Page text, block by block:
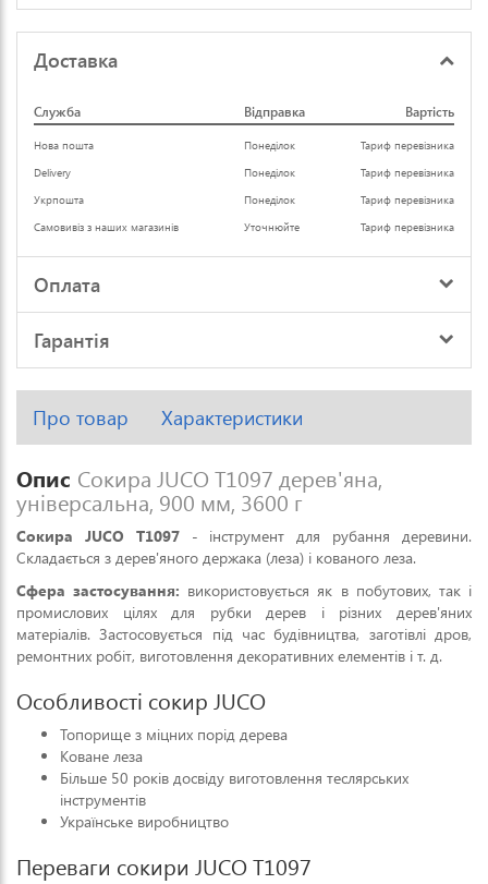
Доставка
Служба Відправка Вартість
Нова пошта Понеділок
Тариф перевізника
Delivery
Понеділок
Тариф перевізника
Укрпошта
Понеділок
Тариф перевізника
Самовивіз з наших магазинів
Уточнюйте Тариф перевізника
Оплата
Гарантія
Про товар Характеристики
Опис Сокира JUCO Т1097 дерев'яна,
універсальна, 900 мм, 3600 г
Сокира JUCO Т1097- інструмент для рубання деревини.
Складається з дерев'яного держака (леза) і кованого леза.
Сфера застосування: використовується як в побутових, так і
промислових цілях для рубки дерев і різних дерев'яних
матеріалів. Застосовується під час будівництва, заготівлі дров,
ремонтних робіт, виготовлення декоративних елементів і т. д.
Особливості сокир JUCO
Топорище з міцних порід дерева
Коване леза
Більше 50 років досвіду виготовлення теслярських
інструментів
Українське виробництво
Переваги сокири JUCO Т1097